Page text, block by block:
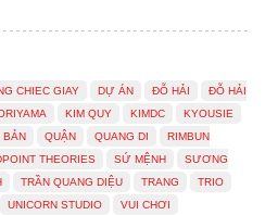
CHIEC GIAY DỰ ÁN ĐỖ HẢI
ĐỖ HẢI
KIM QUY KIMDC
KYOUSIE
BẢN QUẬN QUANG DI
RIMBUN
THEORIES SỨ MỆNH
SƯƠNG
TRẦN QUANG DIỆU TRANG
TRIO
UNICORN STUDIO VUI CHƠI